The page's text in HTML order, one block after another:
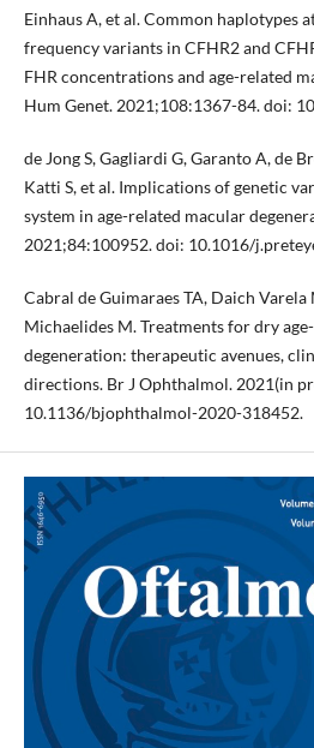
Einhaus A, et al. Common haplotypes
frequency variants in CFHR2 and
FHR concentrations and age-related
Hum Genet. 2021;108:1367-84. doi:
de Jong S, Gagliardi G, Garanto A, de
Katti S, et al. Implications of genetic
system in age-related macular
2021;84:100952. doi: 10.1016/
Cabral de Guimaraes TA, Daich Varela
Michaelides M. Treatments for dry
degeneration: therapeutic avenues,
directions. Br J Ophthalmol. 2021(in
10.1136/bjophthalmol-2020-318452.